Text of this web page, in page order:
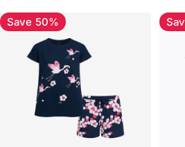
Save 50%